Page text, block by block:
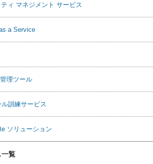
ィ マネジメント サービス
a Service
理ツール
訓練サービス
ソリューション
一覧